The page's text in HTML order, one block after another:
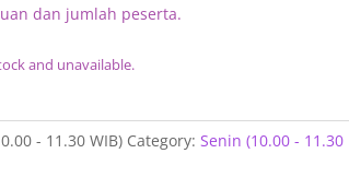
dan jumlah peserta.
and unavailable.
- 11.30 WIB) Category: Senin (10.00 - 11.30